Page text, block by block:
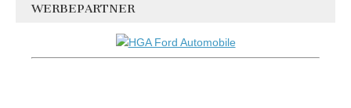
WERBEPARTNER